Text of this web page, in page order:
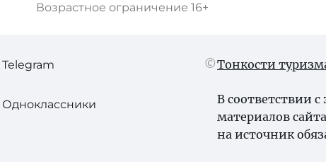
Возрастное ограничение 16+
Telegram
Одноклассники
Тонкости
В соответствии с
материалов
на источник